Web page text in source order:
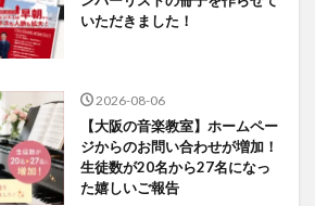
いただきました！
2026-08-06
【大阪の音楽教室】ホームペー
ジからのお問い合わせが増加！
生徒数が20名から27名になっ
た嬉しいご報告